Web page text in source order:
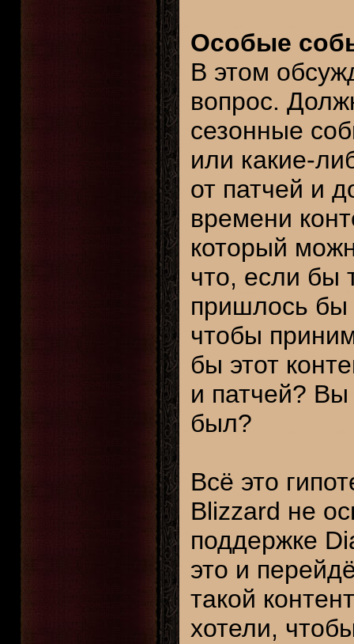
Особые
В этом
вопрос.
сезонные
или какие-
от патчей и
времени
который
что, если бы
пришлось бы
чтобы
бы этот
и патчей?
был?
Всё это
Blizzard не
поддержке
это и
такой
хотели,